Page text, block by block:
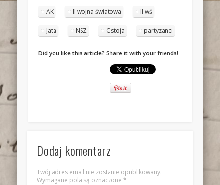
AK II wojna światowa II wś
Jata NSZ Ostoja partyzanci
Did you like this article? Share it with your friends!
Dodaj komentarz
Twój adres email nie zostanie opublikowany.
Wymagane pola są oznaczone *